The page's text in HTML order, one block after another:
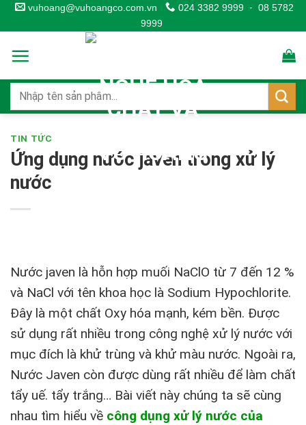
Skip
to
content
vuhoang@vuhoangco.com.vn 024 3382 9999 - 08 5782
9999
TIN TỨC
Ứng dụng nước javen trong xử lý
nước
Nước javen là hỗn hợp muối NaClO từ 7 đến 12 %
và NaCl với tên khoa học là Sodium Hypochlorite.
Đây là một chất Oxy hóa mạnh, kém bền. Được
sử dụng rất nhiều trong công nghệ xử lý nước với
mục đích là khử trùng và khử màu nước. Ngoài ra,
Nước Javen còn được dùng rất nhiều để làm chất
tẩy uế. tẩy trắng… Bài viết này chúng ta sẽ cùng
nhau tìm hiểu về công dụng xử lý nước của